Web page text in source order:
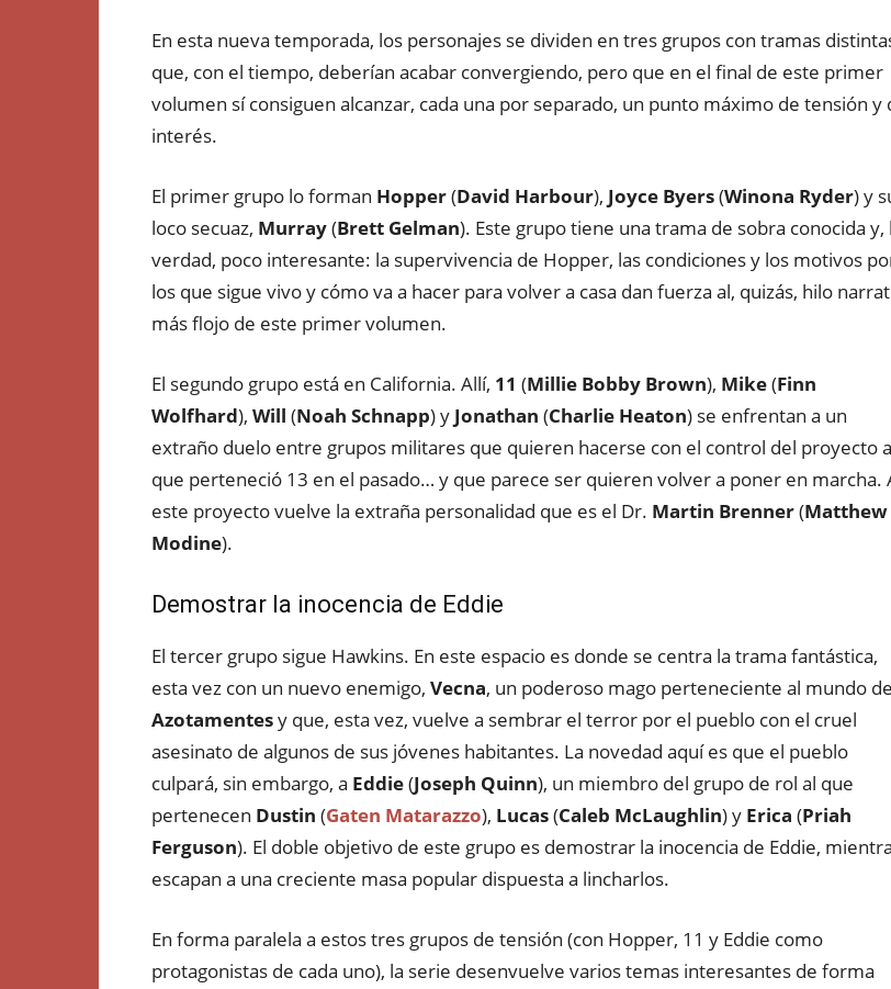
En esta nueva temporada, los personajes se dividen en tres grupos con tramas
que, con el tiempo, deberían acabar convergiendo, pero que en el final de este primer
volumen sí consiguen alcanzar, cada una por separado, un punto máximo de tensión y
interés.
El primer grupo lo forman Hopper(David Harbour), Joyce Byers(Winona Ryder) y
loco secuaz, Murray(Brett Gelman). Este grupo tiene una trama de sobra conocida y,
verdad, poco interesante: la supervivencia de Hopper, las condiciones y los motivos
los que sigue vivo y cómo va a hacer para volver a casa dan fuerza al, quizás, hilo
más flojo de este primer volumen.
El segundo grupo está en California. Allí, 11 (Millie Bobby Brown), Mike(Finn
Wolfhard), Will (Noah Schnapp) y Jonathan (Charlie Heaton) se enfrentan a un
extraño duelo entre grupos militares que quieren hacerse con el control del proyecto
que perteneció 13 en el pasado… y que parece ser quieren volver a poner en marcha.
este proyecto vuelve la extraña personalidad que es el Dr. Martin Brenner(Matthew
Modine).
Demostrar la inocencia de Eddie
El tercer grupo sigue Hawkins. En este espacio es donde se centra la trama fantástica,
esta vez con un nuevo enemigo, Vecna, un poderoso mago perteneciente al mundo
Azotamentesy que, esta vez, vuelve a sembrar el terror por el pueblo con el cruel
asesinato de algunos de sus jóvenes habitantes. La novedad aquí es que el pueblo
culpará, sin embargo, a Eddie(Joseph Quinn), un miembro del grupo de rol al que
pertenecen Dustin (Gaten Matarazzo), Lucas(Caleb McLaughlin) y Erica (Priah
Ferguson). El doble objetivo de este grupo es demostrar la inocencia de Eddie,
escapan a una creciente masa popular dispuesta a lincharlos.
En forma paralela a estos tres grupos de tensión (con Hopper, 11 y Eddie como
protagonistas de cada uno), la serie desenvuelve varios temas interesantes de forma